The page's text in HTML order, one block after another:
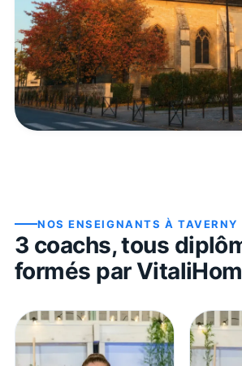
NOS ENSEIGNANTS ÀTAVERNY
3 coachs, tous
formés par